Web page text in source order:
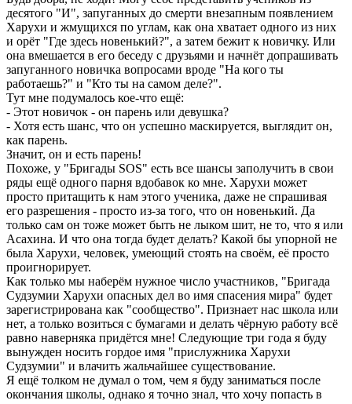
десятого "И", запуганных до смерти внезапным появлением
Харухи и жмущихся по углам, как она хватает одного из них
и орёт "Где здесь новенький?", а затем бежит к новичку. Или
она вмешается в его беседу с друзьями и начнёт допрашивать
запуганного новичка вопросами вроде "На кого ты
работаешь?" и "Кто ты на самом деле?".
Тут мне подумалось кое-что ещё:
- Этот новичок - он парень или девушка?
- Хотя есть шанс, что он успешно маскируется, выглядит он,
как парень.
Значит, он и есть парень!
Похоже, у "Бригады SOS" есть все шансы заполучить в свои
ряды ещё одного парня вдобавок ко мне. Харухи может
просто притащить к нам этого ученика, даже не спрашивая
его разрешения - просто из-за того, что он новенький. Да
только сам он тоже может быть не лыком шит, не то, что я или
Асахина. И что она тогда будет делать? Какой бы упорной не
была Харухи, человек, умеющий стоять на своём, её просто
проигнорирует.
Как только мы наберём нужное число участников, "Бригада
Судзумии Харухи опасных дел во имя спасения мира" будет
зарегистрирована как "сообщество". Признает нас школа или
нет, а только возиться с бумагами и делать чёрную работу всё
равно наверняка придётся мне! Следующие три года я буду
вынужден носить гордое имя "прислужника Харухи
Судзумии" и влачить жальчайшее существование.
Я ещё толком не думал о том, чем я буду заниматься после
окончания школы, однако я точно знал, что хочу попасть в